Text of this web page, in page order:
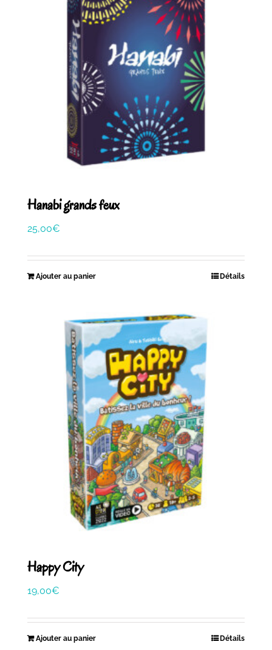
Hanabi grands feux
25,00€
Ajouter au panier Détails
Happy City
19,00€
Ajouter au panier Détails